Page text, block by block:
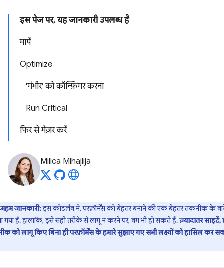
इस पेज पर, यह जानकारी उपलब्ध है
मापें
Optimize
'गंभीर' को कॉन्फ़िगर करना
Run Critical
फिर से मेज़र करें
Milica Mihajlija
अहम जानकारी:इस कोडलैब में, परफ़ॉर्मेंस को बेहतर बनाने की एक बेहतर तकनीक के
गया है. हालांकि, इसे सही तरीके से लागू न करने पर, बग भी हो सकते हैं.ज़्यादातर
को लागू किए बिना ही परफ़ॉर्मेंस के हमारे सुझाए गए सभी लक्ष्यों को हासिल कर